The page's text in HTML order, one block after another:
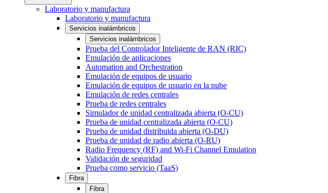
Laboratorio y manufactura
Laboratorio y manufactura
Servicios inalámbricos
Servicios inalámbricos
Prueba del Controlador Inteligente de RAN (RIC)
Emulación de aplicaciones
Automation and Orchestration
Emulación de equipos de usuario
Emulación de equipos de usuario en la nube
Emulación de redes centrales
Prueba de redes centrales
Simulador de unidad centralizada abierta (O-CU)
Prueba de unidad centralizada abierta (O-CU)
Prueba de unidad distribuida abierta (O-DU)
Prueba de unidad de radio abierta (O-RU)
Radio Frequency (RF) and Wi-Fi Channel Emulation
Validación de seguridad
Prueba como servicio (TaaS)
Fibra
Fibra